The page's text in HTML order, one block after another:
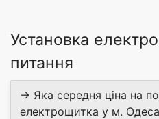
Установка
питання
→ Яка середня ціна на
електрощитка у м.